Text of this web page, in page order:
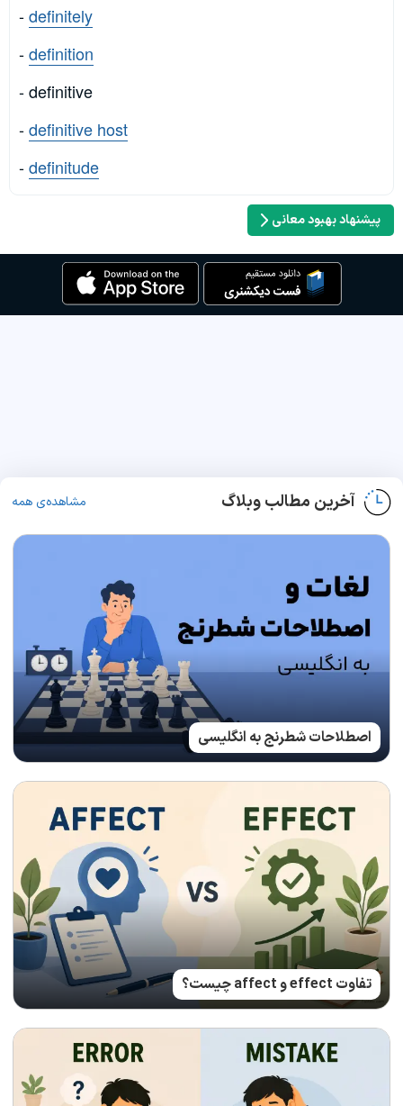
-definitely
-definition
- definitive
-definitive host
-definitude
پیشنهاد بهبود معانی
آخرین مطالب وبلاگ مشاهده‌ی همه
اصطلاحات شطرنج به انگلیسی
تفاوت effect و affect چیست؟